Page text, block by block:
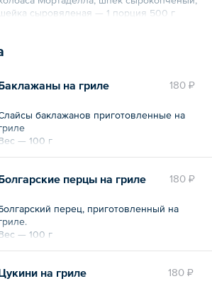
сыровяленая — 1 порция 500 г
Качотта с перцем, Сыр Петит
Канапе Вителло тонато — 5 шт. по 34 г
вес – 1480 г
180 ₽
на гриле
баклажанов приготовленные на
— 100 г
180 ₽
перцы на гриле
перец, приготовленный на
— 100 г
180 ₽
на гриле